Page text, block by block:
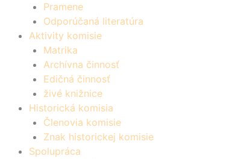
Pramene
Odporúčaná literatúra
Aktivity komisie
Matrika
Archívna činnosť
Edičná činnosť
živé knižnice
Historická komisia
Členovia komisie
Znak historickej komisie
Spolupráca